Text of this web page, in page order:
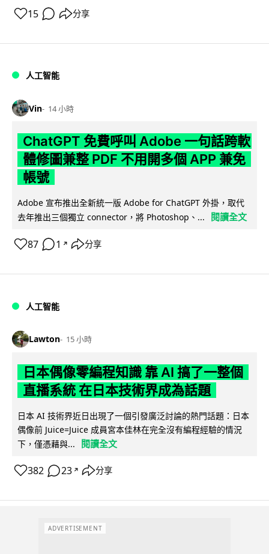
15 分享
人工智能
Vin 14 小時
ChatGPT 免費呼叫 Adobe 一句話跨軟
體修圖兼整 PDF 不用開多個 APP 兼免
帳號
Adobe 宣布推出全新統一版 Adobe for ChatGPT 外掛，取代
去年推出三個獨立 connector，將 Photoshop、...
閱讀全文
87 1 ↗ 分享
人工智能
Lawton 15 小時
日本偶像零編程知識 靠 AI 搞了一整個
直播系統 在日本技術界成為話題
日本 AI 技術界近日出現了一個引發廣泛討論的熱門話題：日本
偶像前 Juice=Juice 成員宮本佳林在完全沒有編程經驗的情況
下，僅憑藉與...
閱讀全文
382 23 ↗ 分享
ADVERTISEMENT